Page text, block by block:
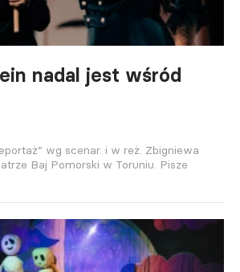
nadal jest wśród
wg scenar. i w reż. Zbigniewa
Baj Pomorski w Toruniu. Pisze